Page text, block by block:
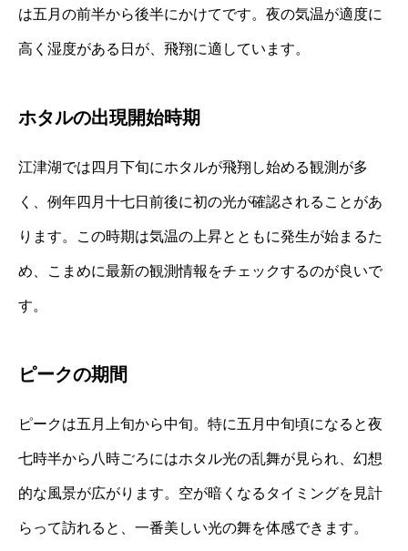
は五月の前半から後半にかけてです。夜の気温が適度に
高く湿度がある日が、飛翔に適しています。
ホタルの出現開始時期
江津湖では四月下旬にホタルが飛翔し始める観測が多
く、例年四月十七日前後に初の光が確認されることがあ
ります。この時期は気温の上昇とともに発生が始まるた
め、こまめに最新の観測情報をチェックするのが良いで
す。
ピークの期間
ピークは五月上旬から中旬。特に五月中旬頃になると夜
七時半から八時ごろにはホタル光の乱舞が見られ、幻想
的な風景が広がります。空が暗くなるタイミングを見計
らって訪れると、一番美しい光の舞を体感できます。